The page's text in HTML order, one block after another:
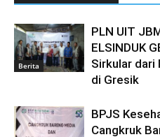
Berita
PLN UIT
ELSINDUK
Sirkular dari
di Gresik
BPJS
Cangkruk